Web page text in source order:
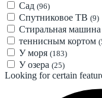
Сад (96)
Спутниковое ТВ (9)
Стиральная машина
теннисным кортом
У моря (183)
У озера (25)
Looking for certain